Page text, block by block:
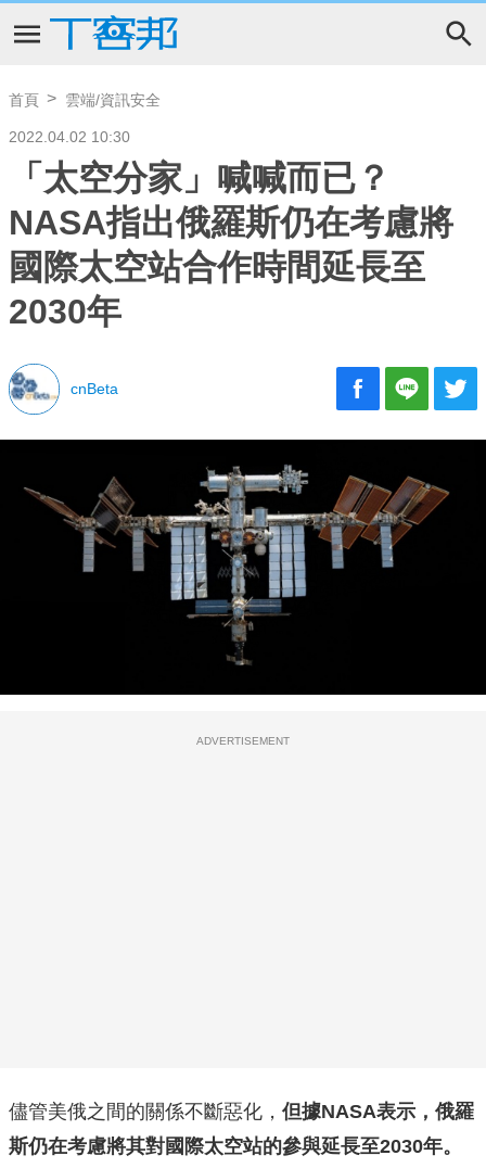
首頁 雲端/資訊安全
2022.04.02 10:30
「太空分家」喊喊而已？
NASA指出俄羅斯仍在考慮將
國際太空站合作時間延長至
2030年
cnBeta
ADVERTISEMENT
儘管美俄之間的關係不斷惡化， 但據NASA表示，俄羅
斯仍在考慮將其對國際太空站的參與延長至2030年。